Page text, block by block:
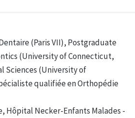
(Paris VII), Postgraduate
(University of Connecticut,
Sciences (University of
qualifiée en Orthopédie
Hôpital Necker-Enfants Malades -